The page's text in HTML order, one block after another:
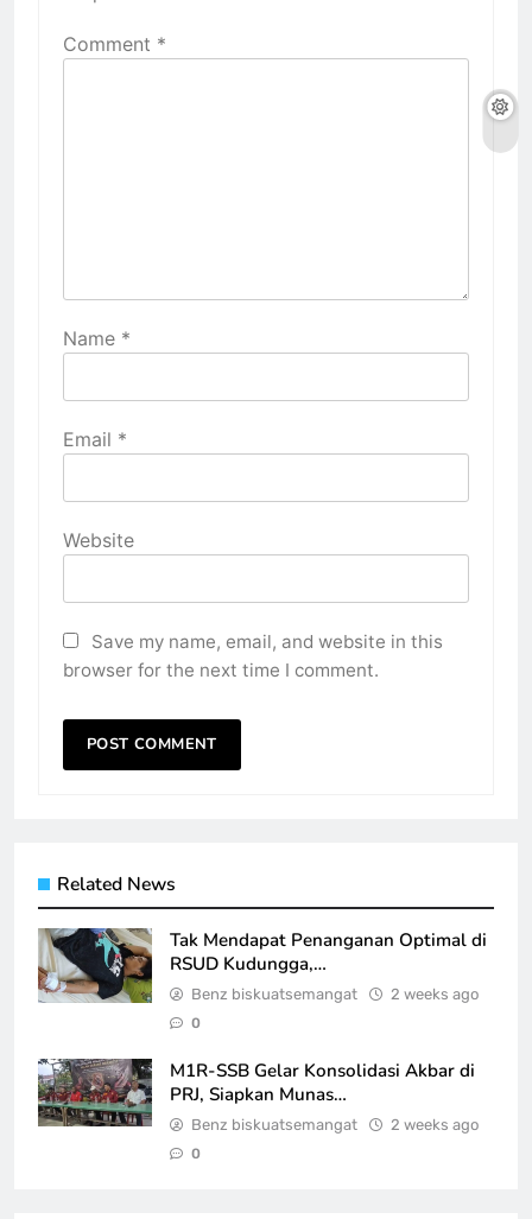
Comment *
Name *
Email *
Website
Save my name, email, and website in this
browser for the next time I comment.
Related News
Tak Mendapat Penanganan Optimal di
RSUD Kudungga,…
Benz biskuatsemangat 2 weeks ago
0
M1R-SSB Gelar Konsolidasi Akbar di
PRJ, Siapkan Munas…
Benz biskuatsemangat 2 weeks ago
0